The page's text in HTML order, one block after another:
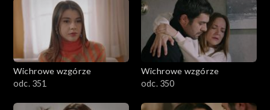
Wichrowe wzgórze
odc. 351
Wichrowe wzgórze
odc. 350